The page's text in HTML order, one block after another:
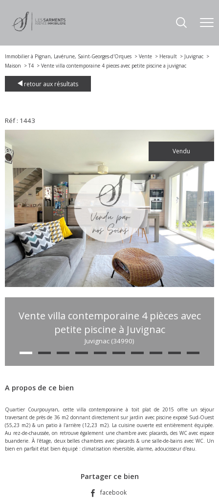
Immobilier à Pignan, Lavérune, Saint-Georges-d'Orques Vente Herault
Juvignac
Maison
T4 Vente villa contemporaine 4 pieces avec petite piscine a juvignac
retour aux résultats
Réf : 1443
vendu
Vente villa contemporaine 4 pièces avec
petite piscine à Juvignac
Juvignac (34990)
A propos de ce bien
Quartier Courpouyran, cette villa contemporaine à toit plat de 2015 offre un séjour
traversant de près de 36 m2 donnant directement sur jardin avec piscine exposé Sud-Ouest
(55,23 m2) & un patio à l'arrière (12,23 m2). La cuisine ouverte est entièrement équipée.
Au rez-de-chaussée, on retrouve également une chambre avec placards, des WC avec espace
buanderie. À l'étage, deux belles chambres avec placards & une salle-de-bains avec WC. Un
bien en parfait état bien équipé : climatisation réversible, alarme, adoucisseur d'eau.
Partager ce bien
facebook